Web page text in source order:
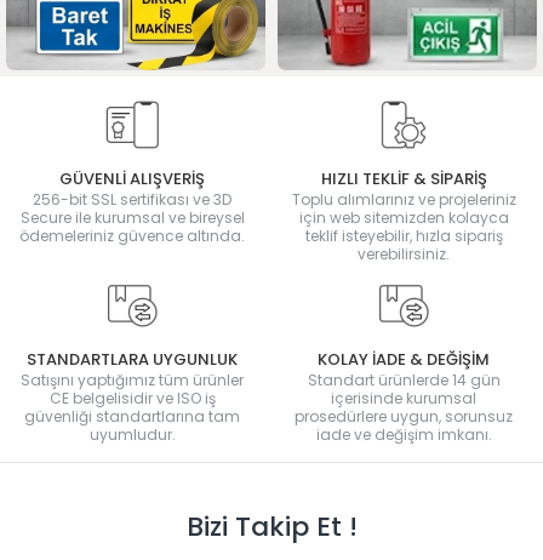
GÜVENLİ ALIŞVERİŞ
256-bit SSL sertifikası ve 3D
Secure ile kurumsal ve bireysel
ödemeleriniz güvence altında.
HIZLI TEKLİF & SİPARİŞ
Toplu alımlarınız ve projeleriniz
için web sitemizden kolayca
teklif isteyebilir, hızla sipariş
verebilirsiniz.
STANDARTLARA UYGUNLUK
Satışını yaptığımız tüm ürünler
CE belgelisidir ve ISO iş
güvenliği standartlarına tam
uyumludur.
KOLAY İADE & DEĞİŞİM
Standart ürünlerde 14 gün
içerisinde kurumsal
prosedürlere uygun, sorunsuz
iade ve değişim imkanı.
Bizi Takip Et !